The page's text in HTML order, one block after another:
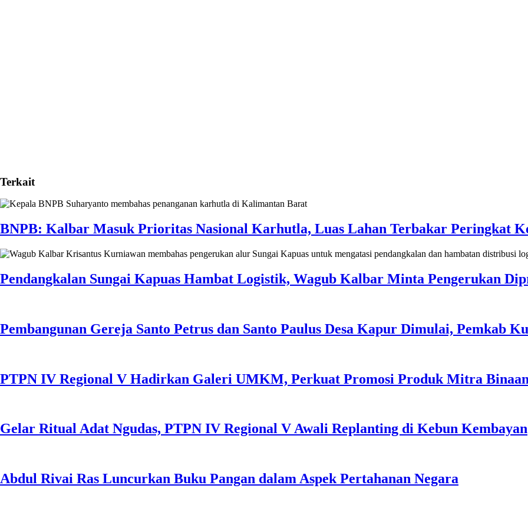
Terkait
BNPB: Kalbar Masuk Prioritas Nasional Karhutla, Luas Lahan Terbakar Peringkat
Pendangkalan Sungai Kapuas Hambat Logistik, Wagub Kalbar Minta Pengerukan
Pembangunan Gereja Santo Petrus dan Santo Paulus Desa Kapur Dimulai, Pemkab
PTPN IV Regional V Hadirkan Galeri UMKM, Perkuat Promosi Produk Mitra
Gelar Ritual Adat Ngudas, PTPN IV Regional V Awali Replanting di Kebun Kembayan
Abdul Rivai Ras Luncurkan Buku Pangan dalam Aspek Pertahanan Negara